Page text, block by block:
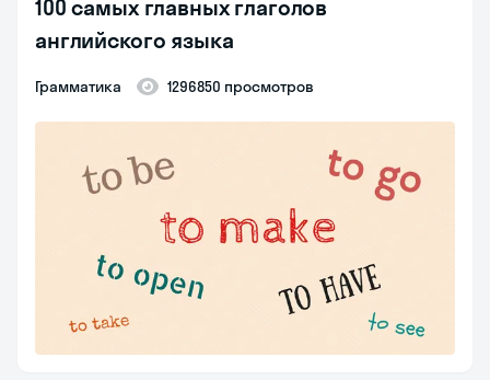
100 самых главных глаголов
английского языка
Грамматика 1296850 просмотров